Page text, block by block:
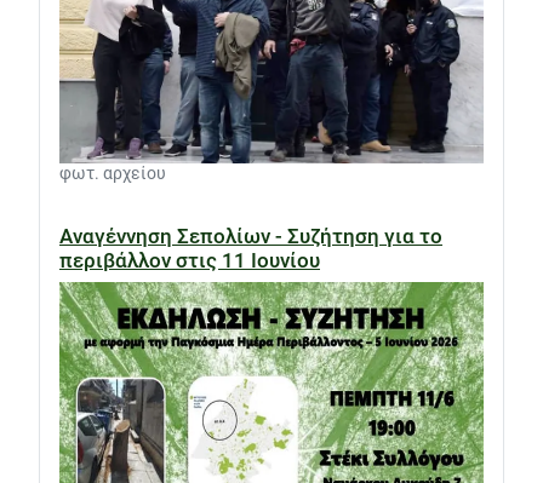
φωτ. αρχείου
Αναγέννηση Σεπολίων - Συζήτηση για το
περιβάλλον στις 11 Ιουνίου